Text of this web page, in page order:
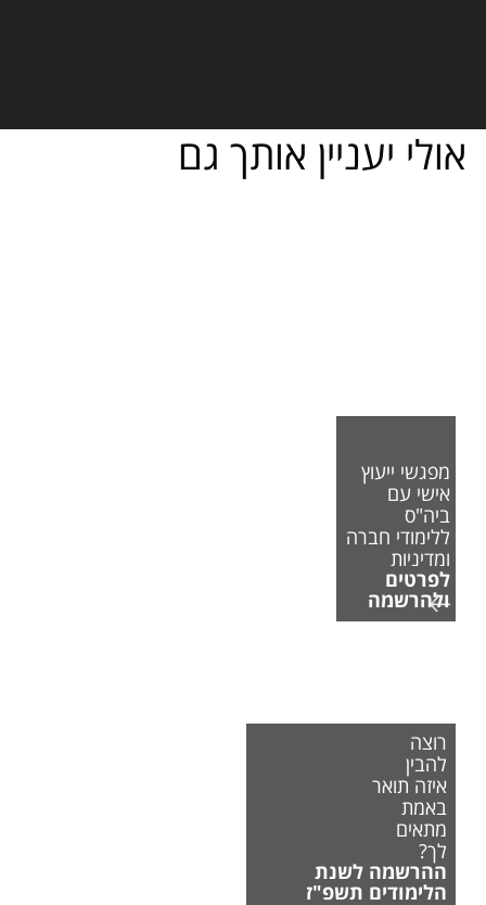
אולי יעניין אותך גם
מפגשי ייעוץ
אישי עם
ביה"ס
ללימודי חברה
ומדיניות
לפרטים
ולהרשמה
רוצה
להבין
איזה תואר
באמת
מתאים
לך?
ההרשמה לשנת
הלימודים תשפ"ז